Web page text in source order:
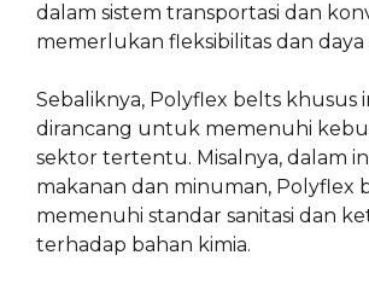
dalam sistem transportasi dan
memerlukan fleksibilitas dan
Sebaliknya, Polyflex belts khusus
dirancang untuk memenuhi
sektor tertentu. Misalnya, dalam
makanan dan minuman, Polyflex
memenuhi standar sanitasi dan
terhadap bahan kimia.